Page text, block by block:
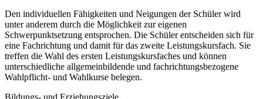
Den individuellen Fähigkeiten und Neigungen der Schüler wird
unter anderem durch die Möglichkeit zur eigenen
Schwerpunktsetzung entsprochen. Die Schüler entscheiden sich für
eine Fachrichtung und damit für das zweite Leistungskursfach. Sie
treffen die Wahl des ersten Leistungskursfaches und können
unterschiedliche allgemeinbildende und fachrichtungsbezogene
Wahlpflicht- und Wahlkurse belegen.